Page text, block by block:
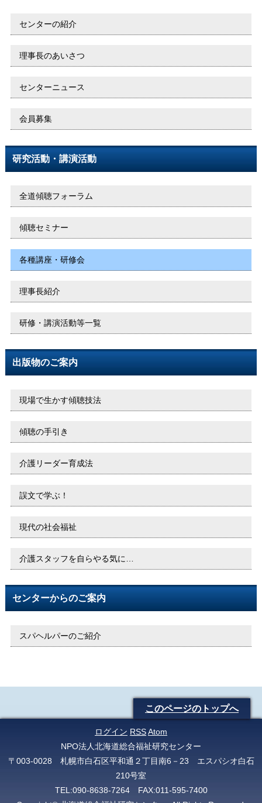
センターの紹介
理事長のあいさつ
センターニュース
会員募集
研究活動・講演活動
全道傾聴フォーラム
傾聴セミナー
各種講座・研修会
理事長紹介
研修・講演活動等一覧
出版物のご案内
現場で生かす傾聴技法
傾聴の手引き
介護リーダー育成法
誤文で学ぶ！
現代の社会福祉
介護スタッフを自らやる気に…
センターからのご案内
スパヘルパーのご紹介
このページのトップへ
ログイン RSSAtom
NPO法人北海道総合福祉研究センター
〒003-0028 札幌市白石区平和通２丁目南6－23 エスパシオ白石
210号室
TEL:090-8638-7264 FAX:011-595-7400